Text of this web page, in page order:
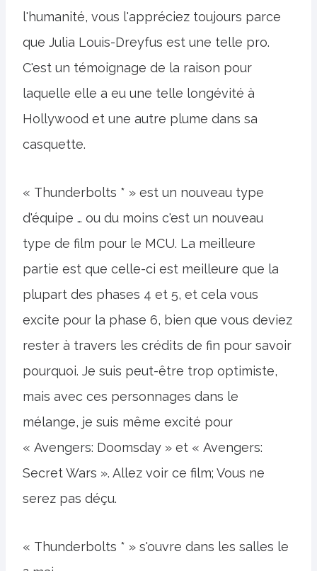
l'humanité, vous l'appréciez toujours parce
que Julia Louis-Dreyfus est une telle pro.
C'est un témoignage de la raison pour
laquelle elle a eu une telle longévité à
Hollywood et une autre plume dans sa
casquette.
« Thunderbolts * » est un nouveau type
d'équipe … ou du moins c'est un nouveau
type de film pour le MCU. La meilleure
partie est que celle-ci est meilleure que la
plupart des phases 4 et 5, et cela vous
excite pour la phase 6, bien que vous deviez
rester à travers les crédits de fin pour savoir
pourquoi. Je suis peut-être trop optimiste,
mais avec ces personnages dans le
mélange, je suis même excité pour
« Avengers: Doomsday » et « Avengers:
Secret Wars ». Allez voir ce film; Vous ne
serez pas déçu.
« Thunderbolts * » s'ouvre dans les salles le